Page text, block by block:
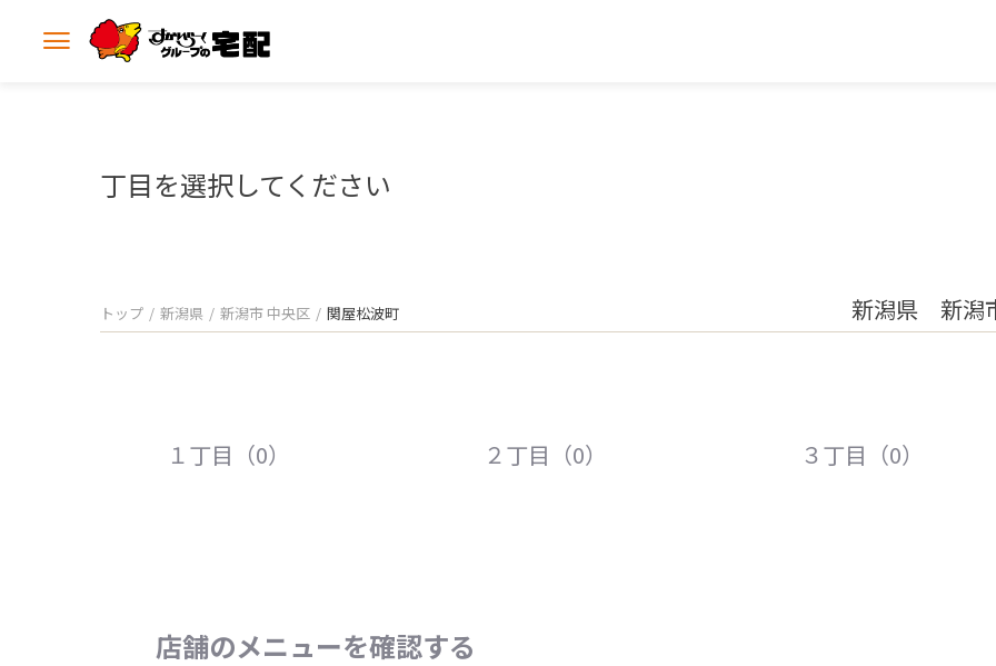
メ
丁目を選択してください
トップ 新潟県 新潟市 中央区 関屋松波町 新潟県 新潟
１丁目（0） ２丁目（0） ３丁目（0）
店舗のメニューを確認する